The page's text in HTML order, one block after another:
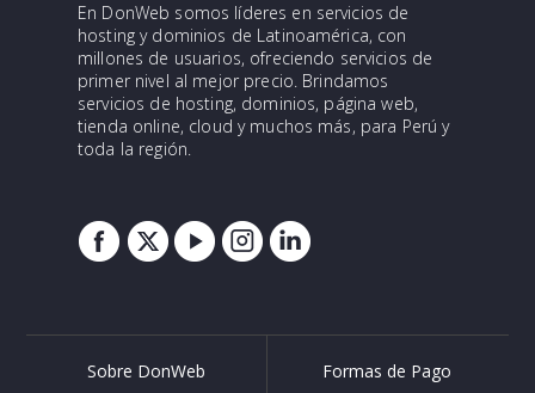
En DonWeb somos líderes en servicios de
hosting y dominios de Latinoamérica, con
millones de usuarios, ofreciendo servicios de
primer nivel al mejor precio. Brindamos
servicios de hosting, dominios, página web,
tienda online, cloud y muchos más, para Perú y
toda la región.
Sobre DonWeb Formas de Pago